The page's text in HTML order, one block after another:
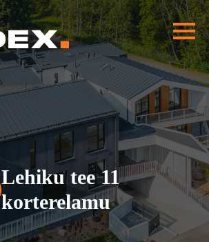
Lehiku tee 11
korterelamu